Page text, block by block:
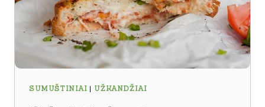
SUMUŠTINIAI | UŽKANDŽIAI